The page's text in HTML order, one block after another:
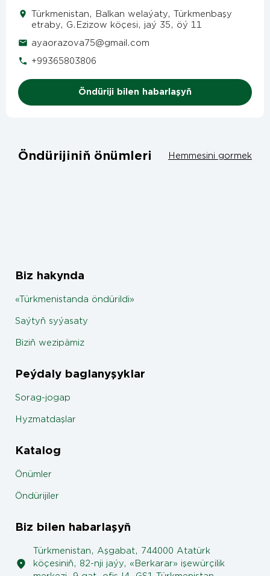
Türkmenistan, Balkan welaýaty, Türkmenbaşy
etraby, G.Ezizow köçesi, jaý 35, öý 11
ayaorazova75@gmail.com
+99365803806
Öndüriji bilen habarlaşyň
Öndürijiniň önümleri Hemmesini gormek
Biz hakynda
«Türkmenistanda öndürildi»
Saýtyň syýasaty
Biziň wezipämiz
Peýdaly baglanyşyklar
Sorag-jogap
Hyzmatdaşlar
Katalog
Önümler
Öndürijiler
Biz bilen habarlaşyň
Türkmenistan, Aşgabat, 744000 Atatürk
köçesiniň, 82-nji jaýy, «Berkarar» işewürçilik